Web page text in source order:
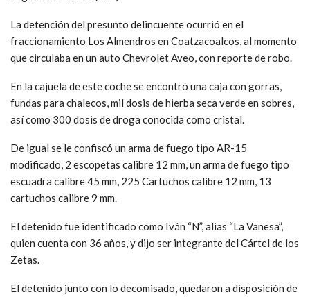
La detención del presunto delincuente ocurrió en el
fraccionamiento Los Almendros en Coatzacoalcos, al momento
que circulaba en un auto Chevrolet Aveo, con reporte de robo.
En la cajuela de este coche se encontró una caja con gorras,
fundas para chalecos, mil dosis de hierba seca verde en sobres,
así como 300 dosis de droga conocida como cristal.
De igual se le confiscó un arma de fuego tipo AR-15
modificado, 2 escopetas calibre 12 mm, un arma de fuego tipo
escuadra calibre 45 mm, 225 Cartuchos calibre 12 mm, 13
cartuchos calibre 9 mm.
El detenido fue identificado como Iván “N”, alias “La Vanesa”,
quien cuenta con 36 años, y dijo ser integrante del Cártel de los
Zetas.
El detenido junto con lo decomisado, quedaron a disposición de